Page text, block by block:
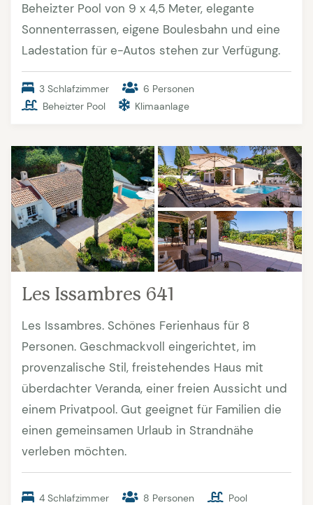
Beheizter Pool von 9 x 4,5 Meter, elegante
Sonnenterrassen, eigene Boulesbahn und eine
Ladestation für e-Autos stehen zur Verfügung.
3 Schlafzimmer
6 Personen
Beheizter Pool
Klimaanlage
Les Issambres 641
Les Issambres. Schönes Ferienhaus für 8
Personen. Geschmackvoll eingerichtet, im
provenzalische Stil, freistehendes Haus mit
überdachter Veranda, einer freien Aussicht und
einem Privatpool. Gut geeignet für Familien die
einen gemeinsamen Urlaub in Strandnähe
verleben möchten.
4 Schlafzimmer 8 Personen Pool